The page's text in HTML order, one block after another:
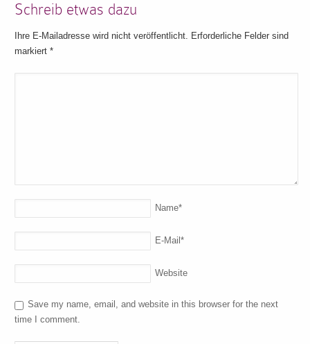
Schreib etwas dazu
Ihre E-Mailadresse wird nicht veröffentlicht. Erforderliche Felder sind
markiert*
Name*
E-Mail*
Website
Save my name, email, and website in this browser for the next
time I comment.